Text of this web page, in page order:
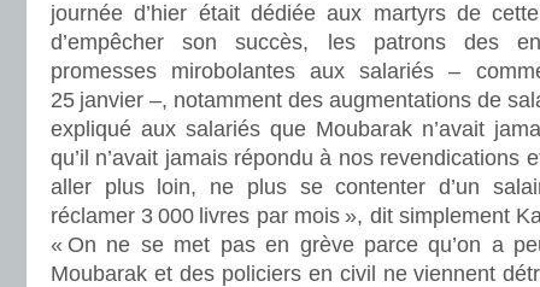
journée d’hier était dédiée aux martyrs de
d’empêcher son succès, les patrons des
promesses mirobolantes aux salariés –
25 janvier –, notamment des augmentations de
expliqué aux salariés que Moubarak n’avait
qu’il n’avait jamais répondu à nos revendications
aller plus loin, ne plus se contenter d’un
réclamer 3 000 livres par mois », dit simplement
« On ne se met pas en grève parce qu’on a
Moubarak et des policiers en civil ne viennent